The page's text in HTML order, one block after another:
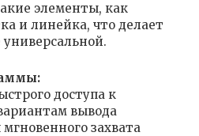
элементы, как
и линейка, что делает
доступа к
вывода
захвата